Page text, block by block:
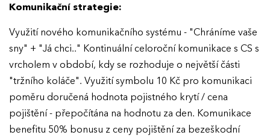
Komunikační strategie:
Využití nového komunikačního systému - "Chráníme vaše
sny" + "Já chci.." Kontinuální celoroční komunikace s CS s
vrcholem v období, kdy se rozhoduje o největší části
"tržního koláče". Využití symbolu 10 Kč pro komunikaci
poměru doručená hodnota pojistného krytí / cena
pojištění - přepočítána na hodnotu za den. Komunikace
benefitu 50% bonusu z ceny pojištění za bezeškodní